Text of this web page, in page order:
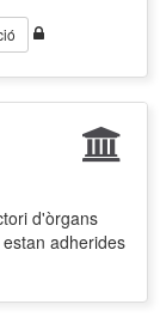
d'òrgans
adherides